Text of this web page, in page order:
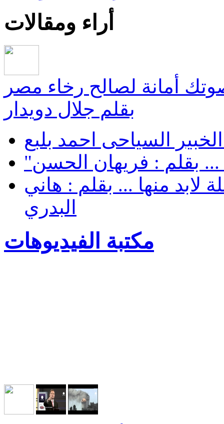
أراء ومقالات
أمانة لصالح رخاء مصر
بقلم جلال دويدار
السياحى احمد بلبع
بقلم : فريهان الحسن
لابد منها ... بقلم : هاني
البدري
مكتبة الفيديوهات